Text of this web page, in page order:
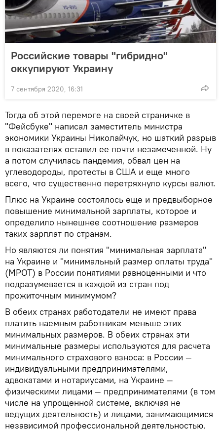
Российские товары "гибридно"
оккупируют Украину
7 сентября 2020, 16:31
Тогда об этой перемоге на своей страничке в
"Фейсбуке" написал заместитель министра
экономики Украины Николайчук, но шаткий разрыв
в показателях оставил ее почти незамеченной. Ну
а потом случилась пандемия, обвал цен на
углеводороды, протесты в США и еще много
всего, что существенно перетряхнуло курсы валют.
Плюс на Украине состоялось еще и предвыборное
повышение минимальной зарплаты, которое и
определило нынешнее соотношение размеров
таких зарплат по странам.
Но являются ли понятия "минимальная зарплата"
на Украине и "минимальный размер оплаты труда"
(МРОТ) в России понятиями равноценными и что
подразумевается в каждой из стран под
прожиточным минимумом?
В обеих странах работодатели не имеют права
платить наемным работникам меньше этих
минимальных размеров. В обеих странах эти
минимальные размеры используются для расчета
минимального страхового взноса: в России —
индивидуальными предпринимателями,
адвокатами и нотариусами, на Украине —
физическими лицами — предпринимателями (в том
числе на упрощенной системе, включая не
ведущих деятельность) и лицами, занимающимися
независимой профессиональной деятельностью.